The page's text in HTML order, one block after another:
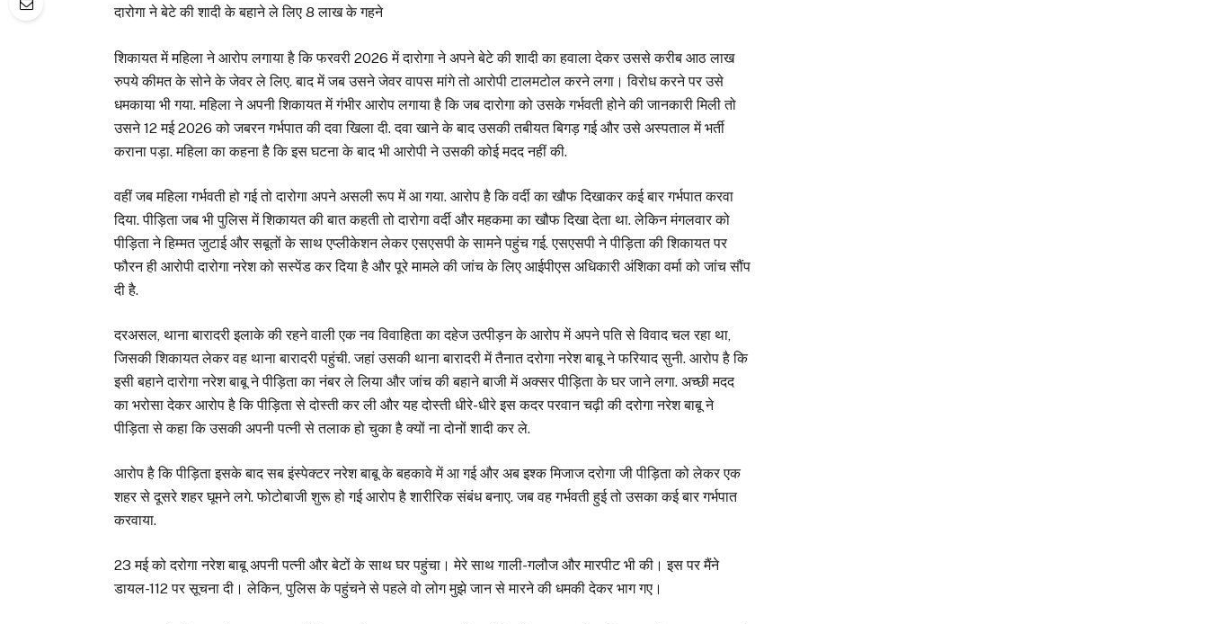
दारोगा ने बेटे की शादी के बहाने ले लिए 8 लाख के गहने
शिकायत में महिला ने आरोप लगाया है कि फरवरी 2026 में दारोगा ने अपने बेटे की शादी का हवाला देकर उससे करीब आठ लाख
रुपये कीमत के सोने के जेवर ले लिए. बाद में जब उसने जेवर वापस मांगे तो आरोपी टालमटोल करने लगा। विरोध करने पर उसे
धमकाया भी गया. महिला ने अपनी शिकायत में गंभीर आरोप लगाया है कि जब दारोगा को उसके गर्भवती होने की जानकारी मिली तो
उसने 12 मई 2026 को जबरन गर्भपात की दवा खिला दी. दवा खाने के बाद उसकी तबीयत बिगड़ गई और उसे अस्पताल में भर्ती
कराना पड़ा. महिला का कहना है कि इस घटना के बाद भी आरोपी ने उसकी कोई मदद नहीं की.
वहीं जब महिला गर्भवती हो गई तो दारोगा अपने असली रूप में आ गया. आरोप है कि वर्दी का खौफ दिखाकर कई बार गर्भपात करवा
दिया. पीड़िता जब भी पुलिस में शिकायत की बात कहती तो दारोगा वर्दी और महकमा का खौफ दिखा देता था. लेकिन मंगलवार को
पीड़िता ने हिम्मत जुटाई और सबूतों के साथ एप्लीकेशन लेकर एसएसपी के सामने पहुंच गई. एसएसपी ने पीड़िता की शिकायत पर
फौरन ही आरोपी दारोगा नरेश को सस्पेंड कर दिया है और पूरे मामले की जांच के लिए आईपीएस अधिकारी अंशिका वर्मा को जांच सौंप
दी है.
दरअसल, थाना बारादरी इलाके की रहने वाली एक नव विवाहिता का दहेज उत्पीड़न के आरोप में अपने पति से विवाद चल रहा था,
जिसकी शिकायत लेकर वह थाना बारादरी पहुंची. जहां उसकी थाना बारादरी में तैनात दरोगा नरेश बाबू ने फरियाद सुनी. आरोप है कि
इसी बहाने दारोगा नरेश बाबू ने पीड़िता का नंबर ले लिया और जांच की बहाने बाजी में अक्सर पीड़िता के घर जाने लगा. अच्छी मदद
का भरोसा देकर आरोप है कि पीड़िता से दोस्ती कर ली और यह दोस्ती धीरे-धीरे इस कदर परवान चढ़ी की दरोगा नरेश बाबू ने
पीड़िता से कहा कि उसकी अपनी पत्नी से तलाक हो चुका है क्यों ना दोनों शादी कर ले.
आरोप है कि पीड़िता इसके बाद सब इंस्पेक्टर नरेश बाबू के बहकावे में आ गई और अब इश्क मिजाज दरोगा जी पीड़िता को लेकर एक
शहर से दूसरे शहर घूमने लगे. फोटोबाजी शुरू हो गई आरोप है शारीरिक संबंध बनाए. जब वह गर्भवती हुई तो उसका कई बार गर्भपात
करवाया.
23 मई को दरोगा नरेश बाबू अपनी पत्नी और बेटों के साथ घर पहुंचा। मेरे साथ गाली-गलौज और मारपीट भी की। इस पर मैंने
डायल-112 पर सूचना दी। लेकिन, पुलिस के पहुंचने से पहले वो लोग मुझे जान से मारने की धमकी देकर भाग गए।